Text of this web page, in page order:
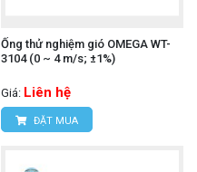
Ống thử nghiệm gió OMEGA WT-
3104 (0 ~ 4 m/s; ±1%)
Giá: Liên hệ
ĐẶT MUA